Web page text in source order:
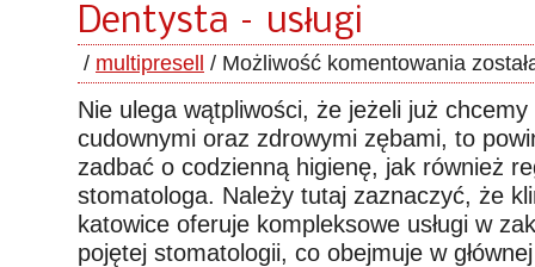
Dentysta – usługi
/ multipresell / Możliwość komentowania
Nie ulega wątpliwości, że jeżeli już
cudownymi oraz zdrowymi zębami, to
zadbać o codzienną higienę, jak również
stomatologa. Należy tutaj zaznaczyć, że
katowice oferuje kompleksowe usługi w
pojętej stomatologii, co obejmuje w